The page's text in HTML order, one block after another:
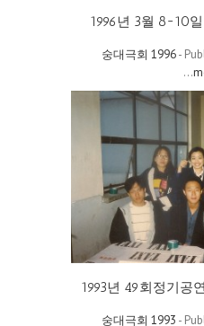
1996년 3월 8~10
숭대극회 1996-
...
1993년 49회정기공
숭대극회 1993 -